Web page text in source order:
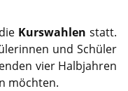
Kurswahlen statt.
und Schüler
vier Halbjahren
möchten.